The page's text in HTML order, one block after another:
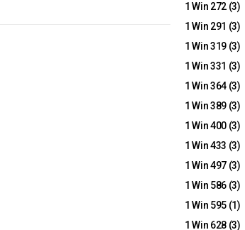
1 Win 272(3)
1 Win 291 (3)
1 Win 319(3)
1 Win 331 (3)
1 Win 364(3)
1 Win 389(3)
1 Win 400(3)
1 Win 433 (3)
1 Win 497(3)
1 Win 586(3)
1 Win 595(1)
1 Win 628(3)